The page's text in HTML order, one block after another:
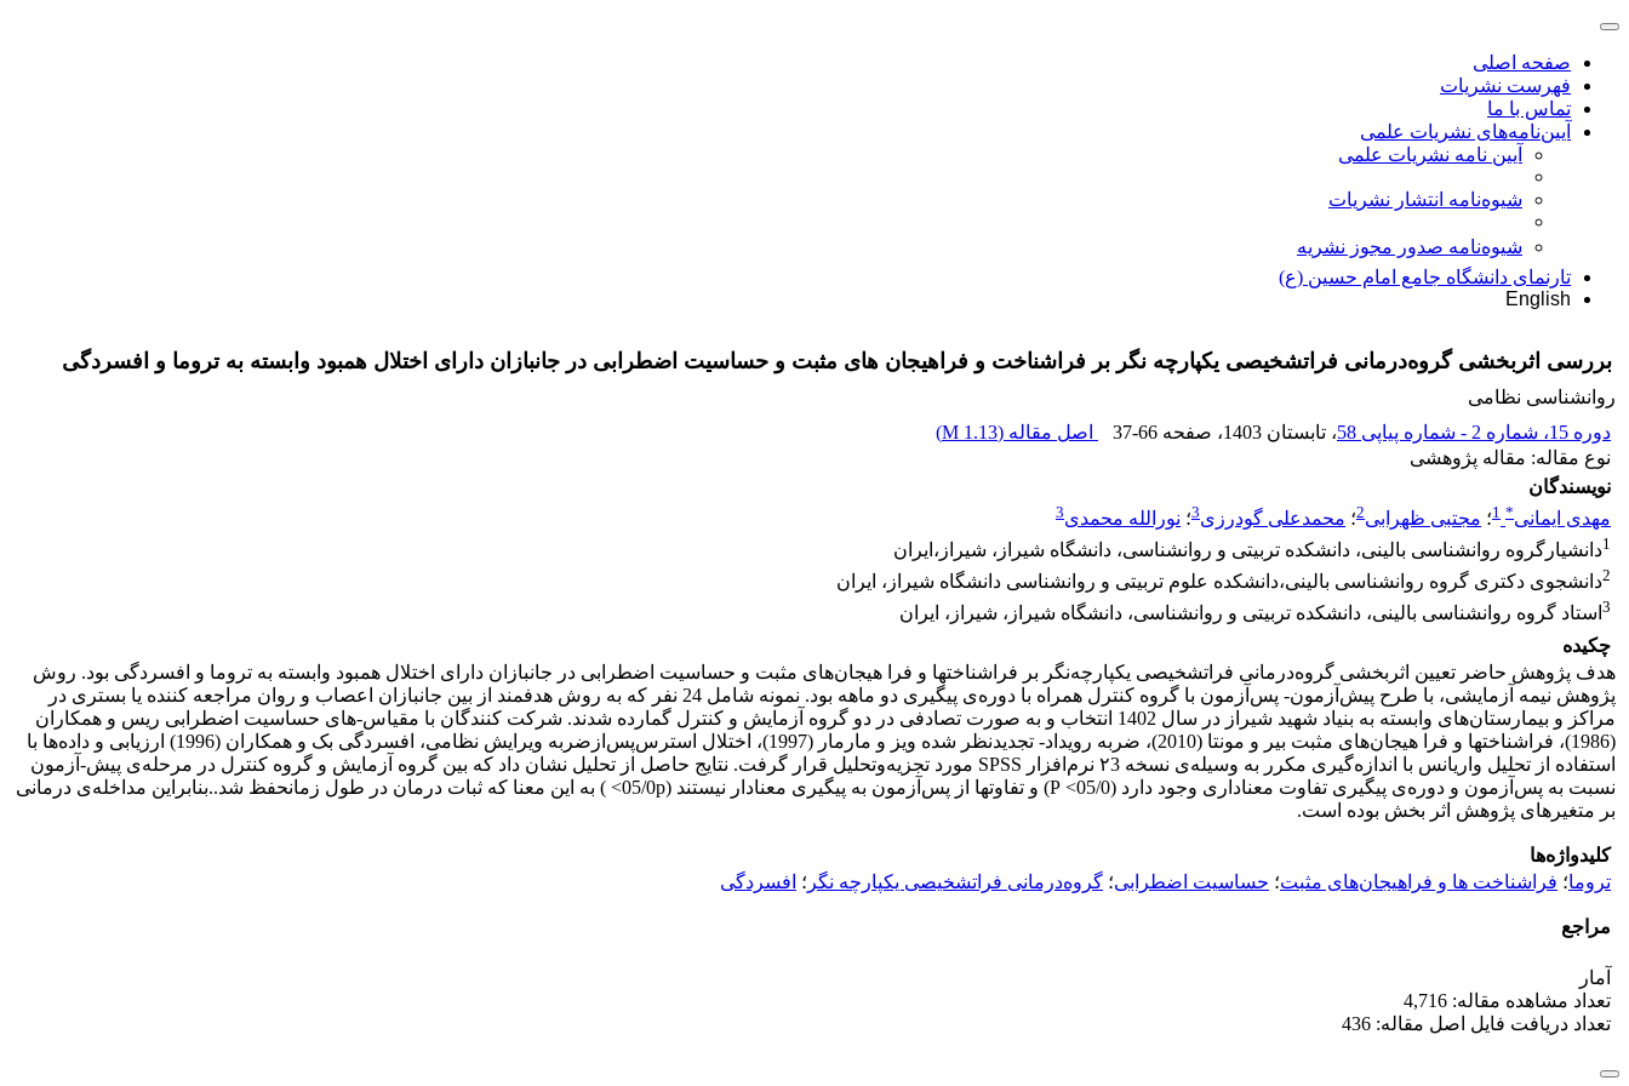
صفحه اصلی
فهرست نشریات
تماس با ما
آیین‌نامه‌های نشریات علمی
آیین نامه نشریات علمی
شیوه‌نامه انتشار نشریات
شیوهنامه صدور مجوز نشریه
تارنمای دانشگاه جامع امام حسین (ع)
English
بررسی اثربخشی گروه‌درمانی فراتشخیصی یکپارچه نگر بر فراشناخت و فراهیجان های مثبت و حساسیت اضطرابی در جانبازان دارای اختلال همبود وابسته به تروما و افسردگی
روانشناسی نظامی
دوره 15، شماره 2 - شماره پیاپی 58
، تابستان 1403 ، صفحه 37-66 اصل مقاله (1.13 M
)
نوع مقاله: مقاله پژوهشی
نویسندگان
مهدی ایمانی*
1؛ مجتبی ظهرابی2؛ محمدعلی گودرزی3؛ نورالله محمدی3
1دانشیارگروه روانشناسی بالینی، دانشکده تربیتی و روانشناسی، دانشگاه شیراز، شیراز،ایران
2دانشجوی دکتری گروه روانشناسی بالینی،دانشکده علوم تربیتی و روانشناسی دانشگاه شیراز، ایران
3 استاد گروه روانشناسی بالینی، دانشکده تربیتی و روانشناسی، دانشگاه شیراز، شیراز، ایران
چکیده
هدف پژوهش حاضر تعیین اثربخشی گروه‌درمانی فراتشخیصی یکپارچه‌نگر بر فراشناختها و فرا هیجان‌های مثبت و حساسیت اضطرابی در جانبازان دارای اختلال همبود وابسته به تروما و افسردگی بود. روش
پژوهش نیمه آزمایشی، با طرح پیش‌آزمون- پس‌آزمون با گروه کنترل همراه با دوره‌ی پیگیری دو ماهه بود. نمونه شامل 24 نفر که به روش هدفمند از بین جانبازان اعصاب و روان مراجعه کننده یا بستری در
مراکز و بیمارستان‌های وابسته به بنیاد شهید شیراز در سال 1402 انتخاب و به صورت تصادفی در دو گروه آزمایش و کنترل گمارده شدند. شرکت کنندگان با مقیاس-های حساسیت اضطرابی ریس و همکاران
(1986)، فراشناختها و فرا هیجان‌های مثبت بیر و مونتا (2010)، ضربه رویداد- تجدیدنظر شده ویز و مارمار (1997)، اختلال استرس‌پس‌ازضربه ویرایش نظامی، افسردگی بک و همکاران (1996) ارزیابی و داده‌ها با
استفاده از تحلیل واریانس با اندازه‌گیری مکرر به وسیله‌ی نسخه ۲3 نرم‌افزار SPSS مورد تجزیه‌وتحلیل قرار گرفت. نتایج حاصل از تحلیل نشان داد که بین گروه آزمایش و گروه کنترل در مرحله‌ی پیش-آزمون
نسبت به پس‌آزمون و دوره‌ی پیگیری تفاوت معناداری وجود دارد (05/0> P) و تفاوتها از پس‌آزمون به پیگیری معنادار نیستند (05/0p> ) به این معنا که ثبات درمان در طول زمانحفظ شد..بنابراین مداخله‌ی درمانی
بر متغیرهای پژوهش اثر بخش بوده است.
کلیدواژه‌ها
تروما؛ فراشناخت ها و فراهیجان‌های مثبت؛ حساسیت اضطرابی؛ گروه‌درمانی فراتشخیصی یکپارچه نگر ؛ افسردگی
مراجع
آمار
تعداد مشاهده مقاله: 4,716
تعداد دریافت فایل اصل مقاله: 436